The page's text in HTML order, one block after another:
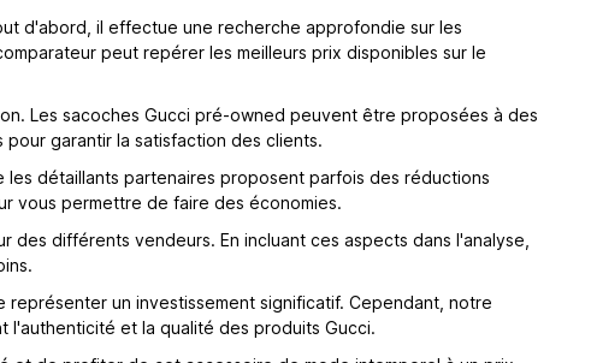
d'abord, il effectue une recherche approfondie sur les
peut repérer les meilleurs prix disponibles sur le
Les sacoches Gucci pré-owned peuvent être proposées à des
garantir la satisfaction des clients.
détaillants partenaires proposent parfois des réductions
vous permettre de faire des économies.
différents vendeurs. En incluant ces aspects dans l'analyse,
un investissement significatif. Cependant, notre
et la qualité des produits Gucci.